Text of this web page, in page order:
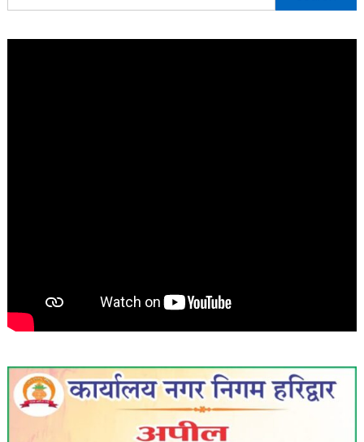
for: